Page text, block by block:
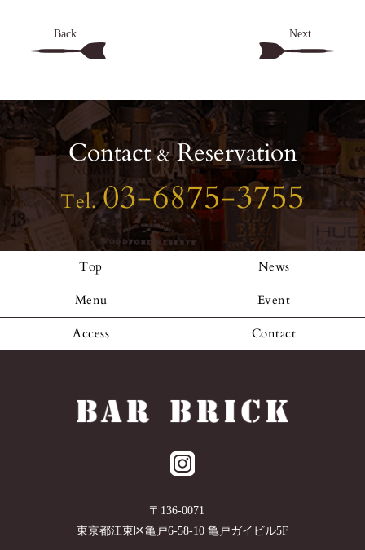
Back Next
Contact&Reservation
Tel.03-6875-3755
Top News
Menu Event
Access Contact
〒 136-0071
東京都江東区亀戸6-58-10 亀戸ガイビル5F